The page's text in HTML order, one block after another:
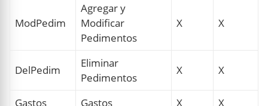
ModPedim
Agregar y
Modificar
Pedimentos
X X
DelPedim
Eliminar
Pedimentos
X X
Gastos Gastos X X